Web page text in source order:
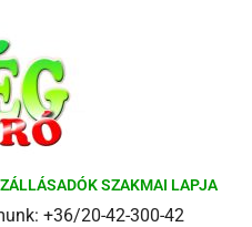
SZAKMAI LAPJA
+36/20-42-300-42